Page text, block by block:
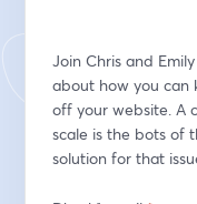
Join Chris and
about how you can
off your website. A
scale is the bots of
solution for that